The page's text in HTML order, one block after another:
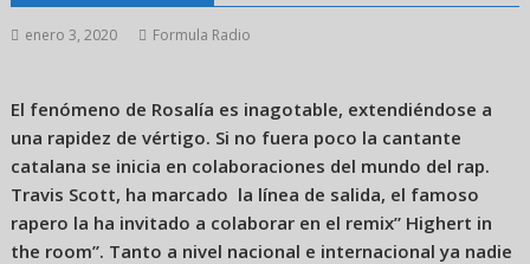
enero 3, 2020 Formula Radio
El fenómeno de Rosalía es inagotable, extendiéndose a
una rapidez de vértigo. Si no fuera poco la cantante
catalana se inicia en colaboraciones del mundo del rap.
Travis Scott, ha marcado la línea de salida, el famoso
rapero la ha invitado a colaborar en el remix” Highert in
the room”. Tanto a nivel nacional e internacional ya nadie